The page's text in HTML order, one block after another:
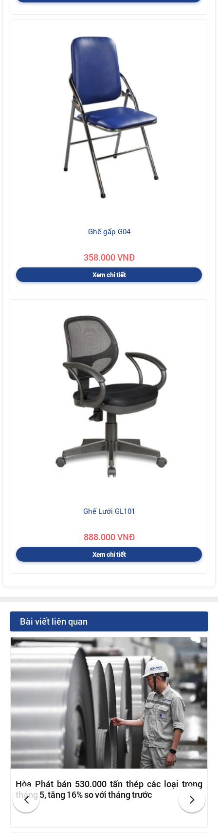
Ghế gấp G04
358.000 VNĐ
Xem chi tiết
Ghế Lưới GL101
888.000 VNĐ
Xem chi tiết
Bài viết liên quan
Hòa Phát bán 530.000 tấn thép các loại trong
tháng 5, tăng 16% so với tháng trước